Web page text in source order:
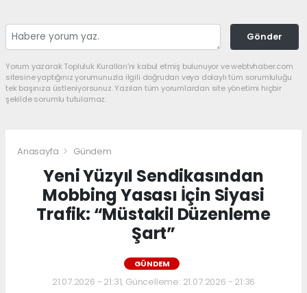
Gönder
Yorum yazarak Topluluk Kuralları’nı kabul etmiş bulunuyor ve webtvhaber.com
sitesine yaptığınız yorumunuzla ilgili doğrudan veya dolaylı tüm sorumluluğu
tek başınıza üstleniyorsunuz. Yazılan tüm yorumlardan site yönetimi hiçbir
şekilde sorumlu tutulamaz.
Anasayfa Gündem
Yeni Yüzyıl Sendikasından
Mobbing Yasası İçin Siyasi
Trafik: “Müstakil Düzenleme
Şart”
GÜNDEM
21.07.2026 - 21:31, Güncelleme: 21.07.2026 - 21:36